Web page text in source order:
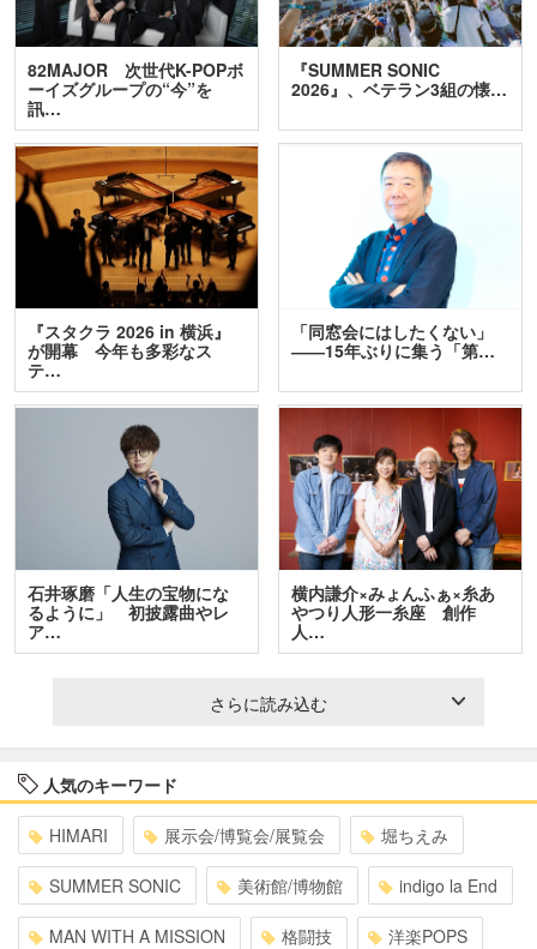
82MAJOR 次世代K-POPボ
ーイズグループの“今”を
訊…
『SUMMER SONIC
2026』、ベテラン3組の懐…
『スタクラ 2026 in 横浜』
が開幕 今年も多彩なス
テ…
「同窓会にはしたくない」
――15年ぶりに集う「第…
石井琢磨「人生の宝物にな
るように」 初披露曲やレ
ア…
横内謙介×みょんふぁ×糸あ
やつり人形一糸座 創作
人…
さらに読み込む
人気のキーワード
HIMARI 展示会/博覧会/展覧会 堀ちえみ
SUMMER SONIC 美術館/博物館 indigo la End
MAN WITH A MISSION 格闘技 洋楽POPS